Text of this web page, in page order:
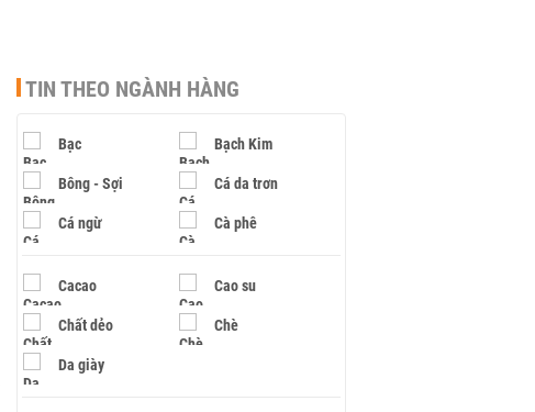
TIN THEO NGÀNH HÀNG
Bạc Bạch Kim
Bông - Sợi Cá da trơn
Cá ngừ Cà phê
Cacao Cao su
Chất dẻo Chè
Da giày